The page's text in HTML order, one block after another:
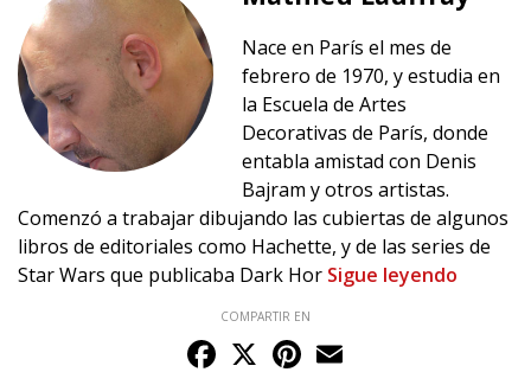
COMPARTIR EN
Facebook
X Pinterest
Nace en París el mes de
febrero de 1970, y estudia en
la Escuela de Artes
Decorativas de París, donde
entabla amistad con Denis
Bajram y otros artistas.
Comenzó a trabajar dibujando las cubiertas de algunos
libros de editoriales como Hachette, y de las series de
Star Wars que publicaba Dark Hor Sigue leyendo